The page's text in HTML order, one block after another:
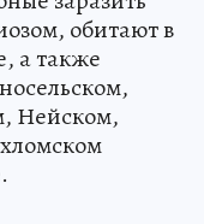
обитают в
а также
Нейском,